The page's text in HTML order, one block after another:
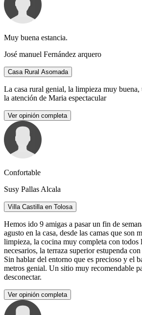
Muy buena estancia.
José manuel Fernández arquero
Casa Rural Asomada
La casa rural genial, la limpieza muy buena,
la atención de Maria espectacular
Ver opinión completa
Confortable
Susy Pallas Alcala
Villa Castilla en Tolosa
Hemos ido 9 amigas a pasar un fin de
agusto en la casa, desde las camas que son
limpieza, la cocina muy completa con todos
necesarios, la terraza superior estupenda
Sin hablar del entorno que es precioso y el
metros genial. Un sitio muy recomendable
desconectar.
Ver opinión completa